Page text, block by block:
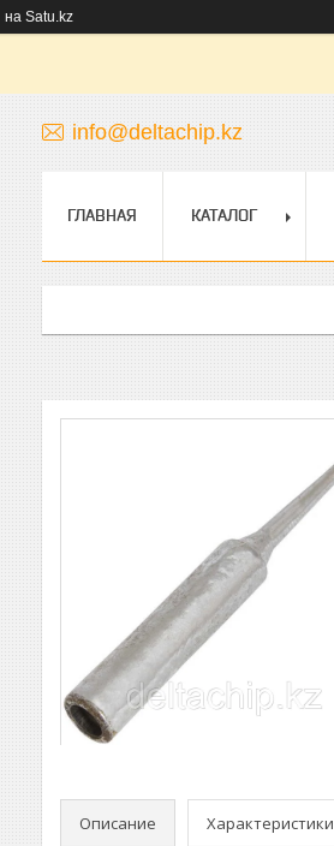
на Satu.kz
info@deltachip.kz
ГЛАВНАЯ КАТАЛОГ
Описание Характеристики